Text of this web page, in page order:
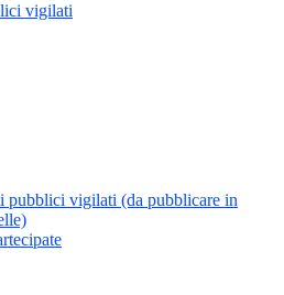
vigilati
pubblici vigilati (da pubblicare in